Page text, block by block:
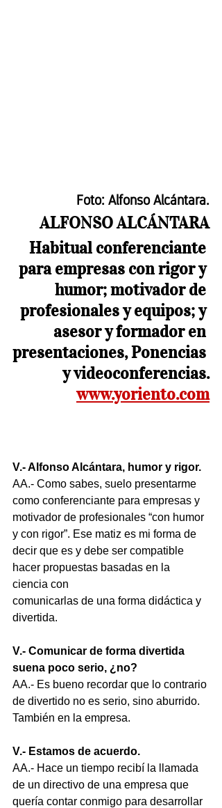
Foto: Alfonso Alcántara.
ALFONSO ALCÁNTARA
Habitual conferenciante
para empresas con rigor y
humor; motivador de
profesionales y equipos; y
asesor y formador en
presentaciones, Ponencias
y videoconferencias.
www.yoriento.com
V.- Alfonso Alcántara, humor y rigor.
AA.- Como sabes, suelo presentarme
como conferenciante para empresas y
motivador de profesionales “con humor
y con rigor”. Ese matiz es mi forma de
decir que es y debe ser compatible
hacer propuestas basadas en la
ciencia con
comunicarlas de una forma didáctica y
divertida.
V.- Comunicar de forma divertida
suena poco serio, ¿no?
AA.- Es bueno recordar que lo contrario
de divertido no es serio, sino aburrido.
También en la empresa.
V.- Estamos de acuerdo.
AA.- Hace un tiempo recibí la llamada
de un directivo de una empresa que
quería contar conmigo para desarrollar